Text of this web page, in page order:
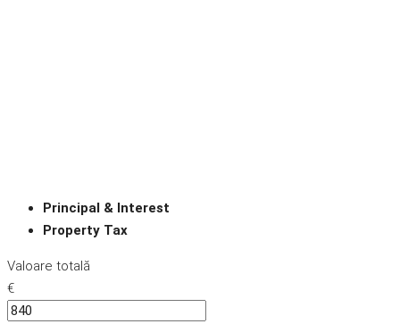
Principal & Interest
Property Tax
Valoare totală
€